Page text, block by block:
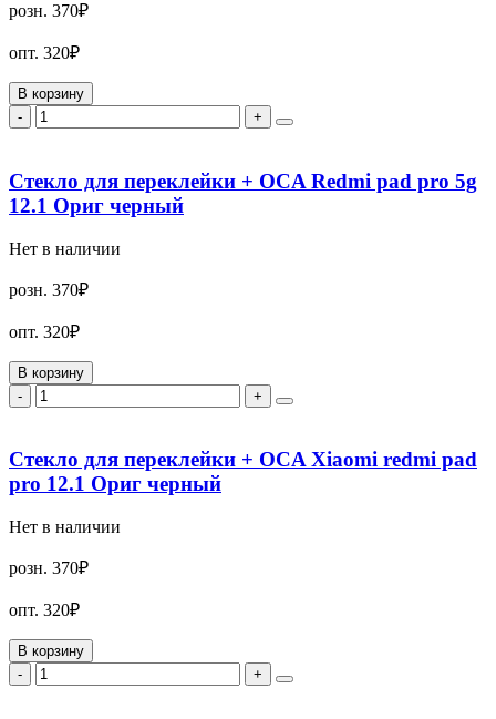
розн. 370₽
опт. 320₽
В корзину
-
+
Стекло для переклейки + OCA Redmi pad pro 5g
12.1 Ориг черный
Нет в наличии
розн. 370₽
опт. 320₽
В корзину
-
+
Стекло для переклейки + OCA Xiaomi redmi pad
pro 12.1 Ориг черный
Нет в наличии
розн. 370₽
опт. 320₽
В корзину
-
+